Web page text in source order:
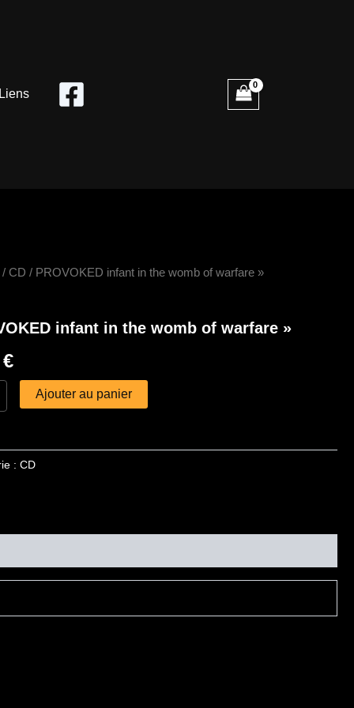
Liens
/CD / PROVOKED infant in the womb of warfare »
infant in the womb of warfare »
€
Ajouter au panier
:CD